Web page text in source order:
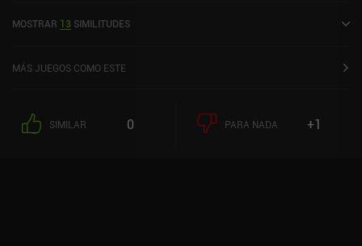
MOSTRAR 13 SIMILITUDES
MÁS JUEGOS COMO ESTE
SIMILAR 0 PARA NADA +1